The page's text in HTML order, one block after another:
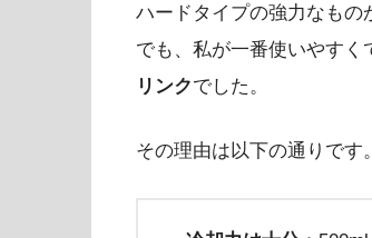
ハードタイプの強力なもの
でも、私が一番使いやすく
リンクでした。
その理由は以下の通りです。